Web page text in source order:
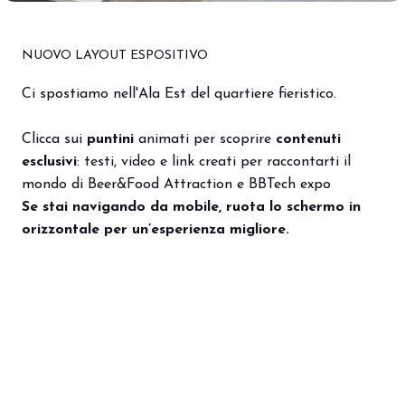
NUOVO LAYOUT ESPOSITIVO
Ci spostiamo nell'Ala Est del quartiere fieristico.
Clicca sui puntini animati per scoprire contenuti
esclusivi: testi, video e link creati per raccontarti il
mondo di Beer&Food Attraction e BBTech expo
Se stai navigando da mobile, ruota lo schermo in
orizzontale per un’esperienza migliore.